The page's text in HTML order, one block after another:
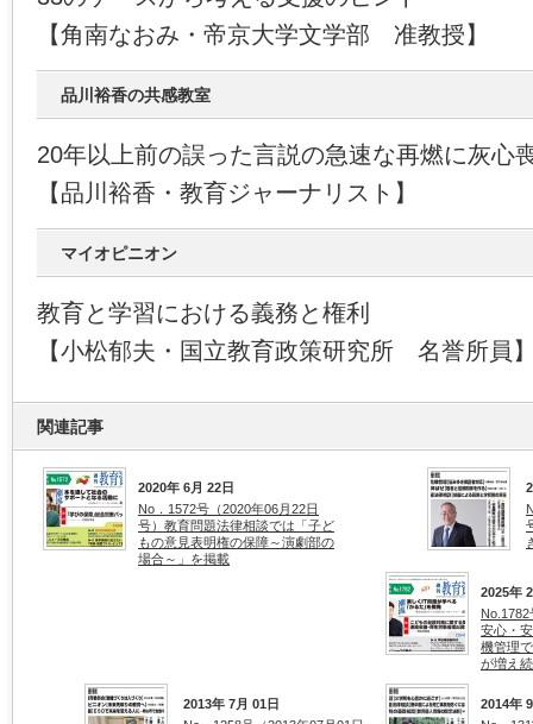
【角南なおみ・帝京大学文学部 准教授】
品川裕香の共感教室
20年以上前の誤った言説の急速な再燃に灰心
【品川裕香・教育ジャーナリスト】
マイオピニオン
教育と学習における義務と権利
【小松郁夫・国立教育政策研究所 名誉所員
関連記事
2020年 6月 22日
No．1572号（2020年06月22日
号）教育問題法律相談では「子ど
もの意見表明権の保障～演劇部の
場合～」を掲載
2025年
安心・
機管理
が増え
2013年 7月 01日
2014年